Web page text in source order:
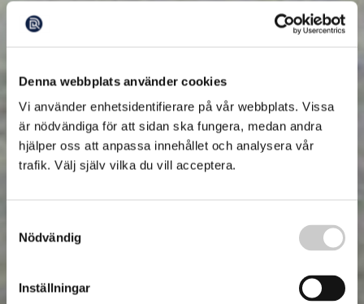
Denna webbplats använder cookies
Vi använder enhetsidentifierare på vår webbplats. Vissa
är nödvändiga för att sidan ska fungera, medan andra
hjälper oss att anpassa innehållet och analysera vår
trafik. Välj själv vilka du vill acceptera.
Nödvändig
Inställningar